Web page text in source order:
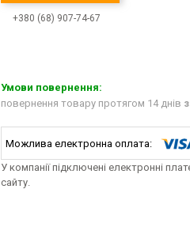
+380 (68) 907-74-67
повернення товару протягом 14 днів
У компанії підключені електронні
сайту.